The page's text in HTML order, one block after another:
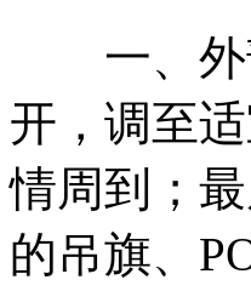
一、外
开，调至
情周到；
的吊旗、